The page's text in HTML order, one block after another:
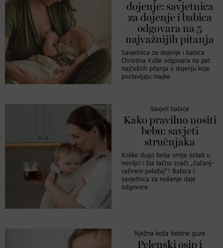
dojenje: savjetnica
za dojenje i babica
odgovara na 5
najvažnijih pitanja
Savjetnica za dojenje i babica
Christina Kulle odgovara na pet
najčešćih pitanja o dojenju koje
postavljaju majke.
Savjeti babice
Kako pravilno nositi
bebu: savjeti
stručnjaka
Koliko dugo beba smije ostati u
nosiljci i šta tačno znači „čučanj–
rašireni položaj“? Babica i
savjetnica za nošenje daje
odgovore.
Nježna koža bebine guze
Pelenski osip i